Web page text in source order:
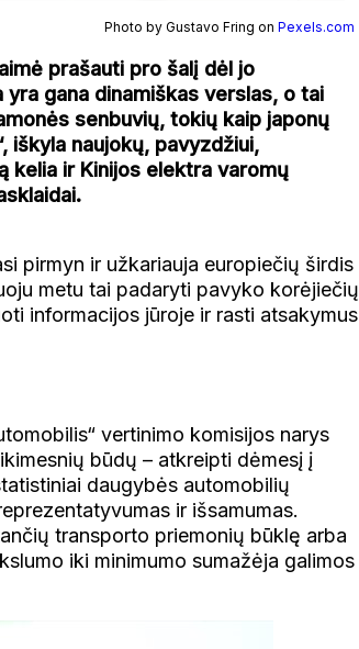
Photo by Gustavo Fring on Pexels.com
prašauti pro šalį dėl jo
gana dinamiškas verslas, o tai
senbuvių, tokių kaip japonų
iškyla naujokų, pavyzdžiui,
kelia ir Kinijos elektra varomų
pirmyn ir užkariauja europiečių širdis
metu tai padaryti pavyko korėjiečių
informacijos jūroje ir rasti atsakymus
vertinimo komisijos narys
būdų – atkreipti dėmesį į
daugybės automobilių
ir išsamumas.
transporto priemonių būklę arba
iki minimumo sumažėja galimos